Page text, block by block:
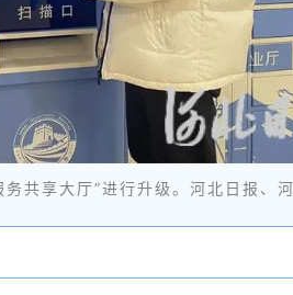
共享大厅”进行升级。河北日报、